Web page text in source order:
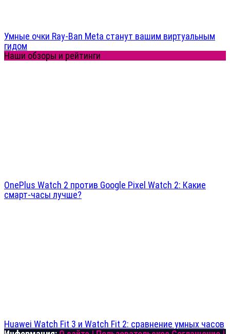
Умные очки Ray-Ban Meta станут вашим виртуальным
гидом
Наши обзоры и рейтинги
OnePlus Watch 2 против Google Pixel Watch 2: Какие
смарт-часы лучше?
Huawei Watch Fit 3 и Watch Fit 2: сравнение умных часов